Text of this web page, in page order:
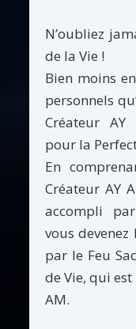
N’oubliez
de la Vie !
Bien moins
personnels
Créateur AY
pour la
En
Créateur AY
accompli
vous devenez
par le Feu
de Vie, qui est
AM.